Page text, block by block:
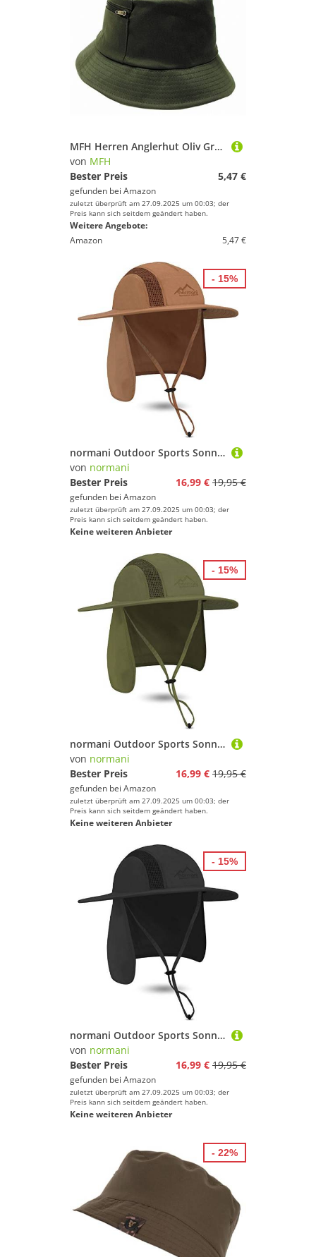
MFH Herren Anglerhut Oliv Größe XL
von MFH
Bester Preis
5,47 €
gefunden bei Amazon
zuletzt überprüft am 27.09.2025 um 00:03; der
Preis kann sich seitdem geändert haben.
Weitere Angebote:
Amazon
5,47 €
normani Outdoor Sports Sonnenhut Buschhut Outdoor Schlapphut mit Nackenschutz und atmungsaktves Mesh-Gewebe [UV-Schutz 40+] Farbe Coyote Größe M/57
von normani
Bester Preis
16,99 € 19,95 €
gefunden bei Amazon
zuletzt überprüft am 27.09.2025 um 00:03; der
Preis kann sich seitdem geändert haben.
Keine weiteren Anbieter
- 15%
normani Outdoor Sports Sonnenhut Buschhut Outdoor Schlapphut mit Nackenschutz und atmungsaktves Mesh-Gewebe [UV-Schutz 40+] Farbe Oliv Größe XXL/63
von normani
Bester Preis
16,99 € 19,95 €
gefunden bei Amazon
zuletzt überprüft am 27.09.2025 um 00:03; der
Preis kann sich seitdem geändert haben.
Keine weiteren Anbieter
- 15%
normani Outdoor Sports Sonnenhut Buschhut Outdoor Schlapphut mit Nackenschutz und atmungsaktves Mesh-Gewebe [UV-Schutz 40+] Farbe Schwarz Größe L/59
von normani
Bester Preis
16,99 € 19,95 €
gefunden bei Amazon
zuletzt überprüft am 27.09.2025 um 00:03; der
Preis kann sich seitdem geändert haben.
Keine weiteren Anbieter
- 15%
- 22%